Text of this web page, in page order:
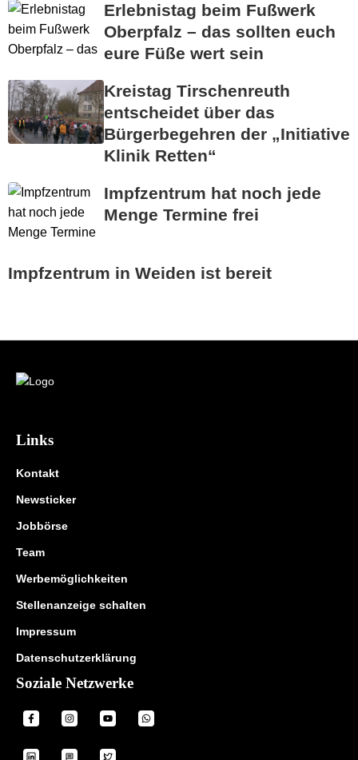
Erlebnistag beim Fußwerk
Oberpfalz – das sollten euch
eure Füße wert sein
Kreistag Tirschenreuth
entscheidet über das
Bürgerbegehren der „Initiative
Klinik Retten“
Impfzentrum hat noch jede
Menge Termine frei
Impfzentrum in Weiden ist bereit
Links
Kontakt
Newsticker
Jobbörse
Team
Werbemöglichkeiten
Stellenanzeige schalten
Impressum
Datenschutzerklärung
Soziale Netzwerke